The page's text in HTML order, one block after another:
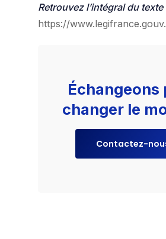
Retrouvez l’intégral du
https://
Échangeons
changer le
Contactez-